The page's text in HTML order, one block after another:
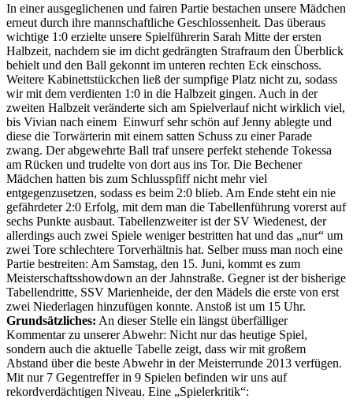
In einer ausgeglichenen und fairen Partie bestachen unsere Mädchen
erneut durch ihre mannschaftliche Geschlossenheit. Das überaus
wichtige 1:0 erzielte unsere Spielführerin Sarah Mitte der ersten
Halbzeit, nachdem sie im dicht gedrängten Strafraum den Überblick
behielt und den Ball gekonnt im unteren rechten Eck einschoss.
Weitere Kabinettstückchen ließ der sumpfige Platz nicht zu, sodass
wir mit dem verdienten 1:0 in die Halbzeit gingen. Auch in der
zweiten Halbzeit veränderte sich am Spielverlauf nicht wirklich viel,
bis Vivian nach einem Einwurf sehr schön auf Jenny ablegte und
diese die Torwärterin mit einem satten Schuss zu einer Parade
zwang. Der abgewehrte Ball traf unsere perfekt stehende Tokessa
am Rücken und trudelte von dort aus ins Tor. Die Bechener
Mädchen hatten bis zum Schlusspfiff nicht mehr viel
entgegenzusetzen, sodass es beim 2:0 blieb. Am Ende steht ein nie
gefährdeter 2:0 Erfolg, mit dem man die Tabellenführung vorerst auf
sechs Punkte ausbaut. Tabellenzweiter ist der SV Wiedenest, der
allerdings auch zwei Spiele weniger bestritten hat und das „nur“ um
zwei Tore schlechtere Torverhältnis hat. Selber muss man noch eine
Partie bestreiten: Am Samstag, den 15. Juni, kommt es zum
Meisterschaftsshowdown an der Jahnstraße. Gegner ist der bisherige
Tabellendritte, SSV Marienheide, der den Mädels die erste von erst
zwei Niederlagen hinzufügen konnte. Anstoß ist um 15 Uhr.
Grundsätzliches: An dieser Stelle ein längst überfälliger
Kommentar zu unserer Abwehr: Nicht nur das heutige Spiel,
sondern auch die aktuelle Tabelle zeigt, dass wir mit großem
Abstand über die beste Abwehr in der Meisterrunde 2013 verfügen.
Mit nur 7 Gegentreffer in 9 Spielen befinden wir uns auf
rekordverdächtigen Niveau. Eine „Spielerkritik“: